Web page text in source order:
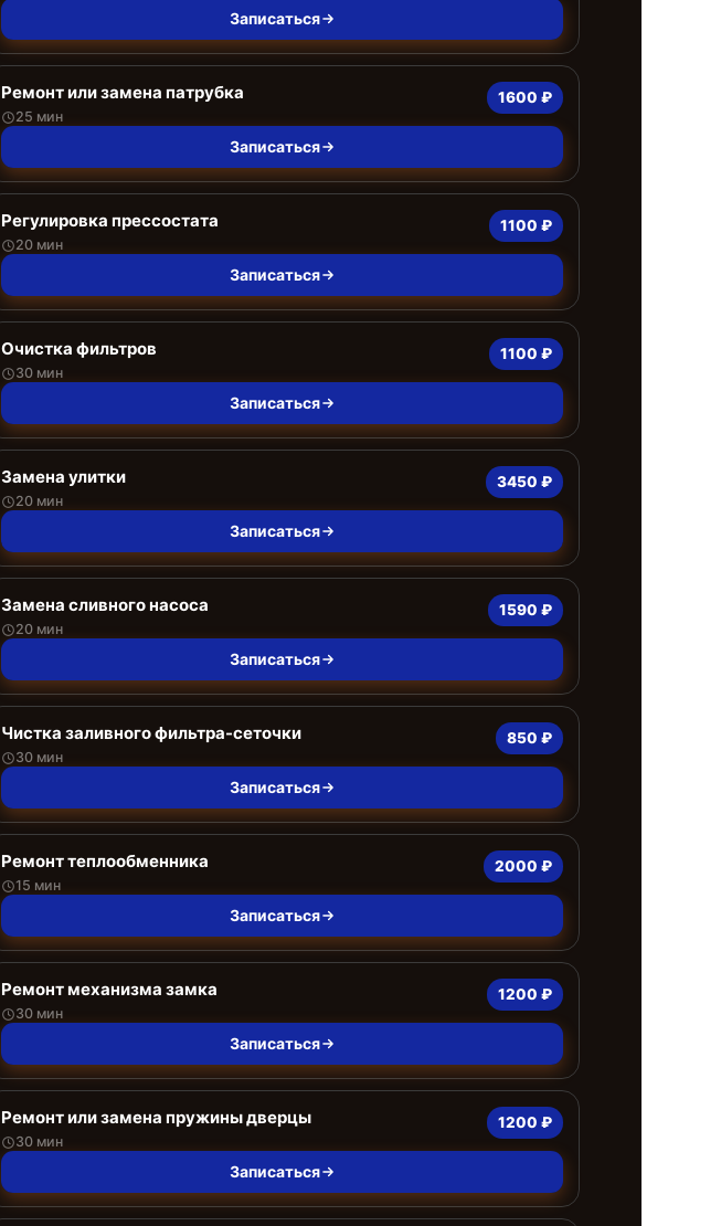
Записаться
Ремонт или замена патрубка
25 мин
1600 ₽
Записаться
Регулировка прессостата
20 мин
1100 ₽
Записаться
Очистка фильтров
30 мин
1100 ₽
Записаться
Замена улитки
20 мин
3450 ₽
Записаться
Замена сливного насоса
20 мин
1590 ₽
Записаться
Чистка заливного фильтра-сеточки
30 мин
850 ₽
Записаться
Ремонт теплообменника
15 мин
2000 ₽
Записаться
Ремонт механизма замка
30 мин
1200 ₽
Записаться
Ремонт или замена пружины дверцы
30 мин
1200 ₽
Записаться